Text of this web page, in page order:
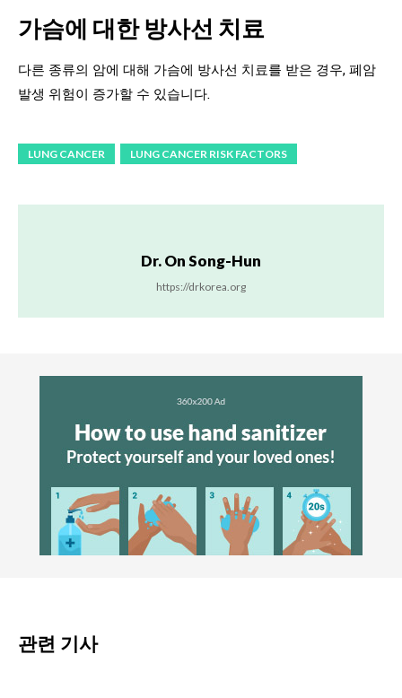
가슴에 대한 방사선 치료
다른 종류의 암에 대해 가슴에 방사선 치료를 받은 경우, 폐암
발생 위험이 증가할 수 있습니다.
LUNG CANCER LUNG CANCER RISK FACTORS
Dr. On Song-Hun
https://drkorea.org
관련 기사